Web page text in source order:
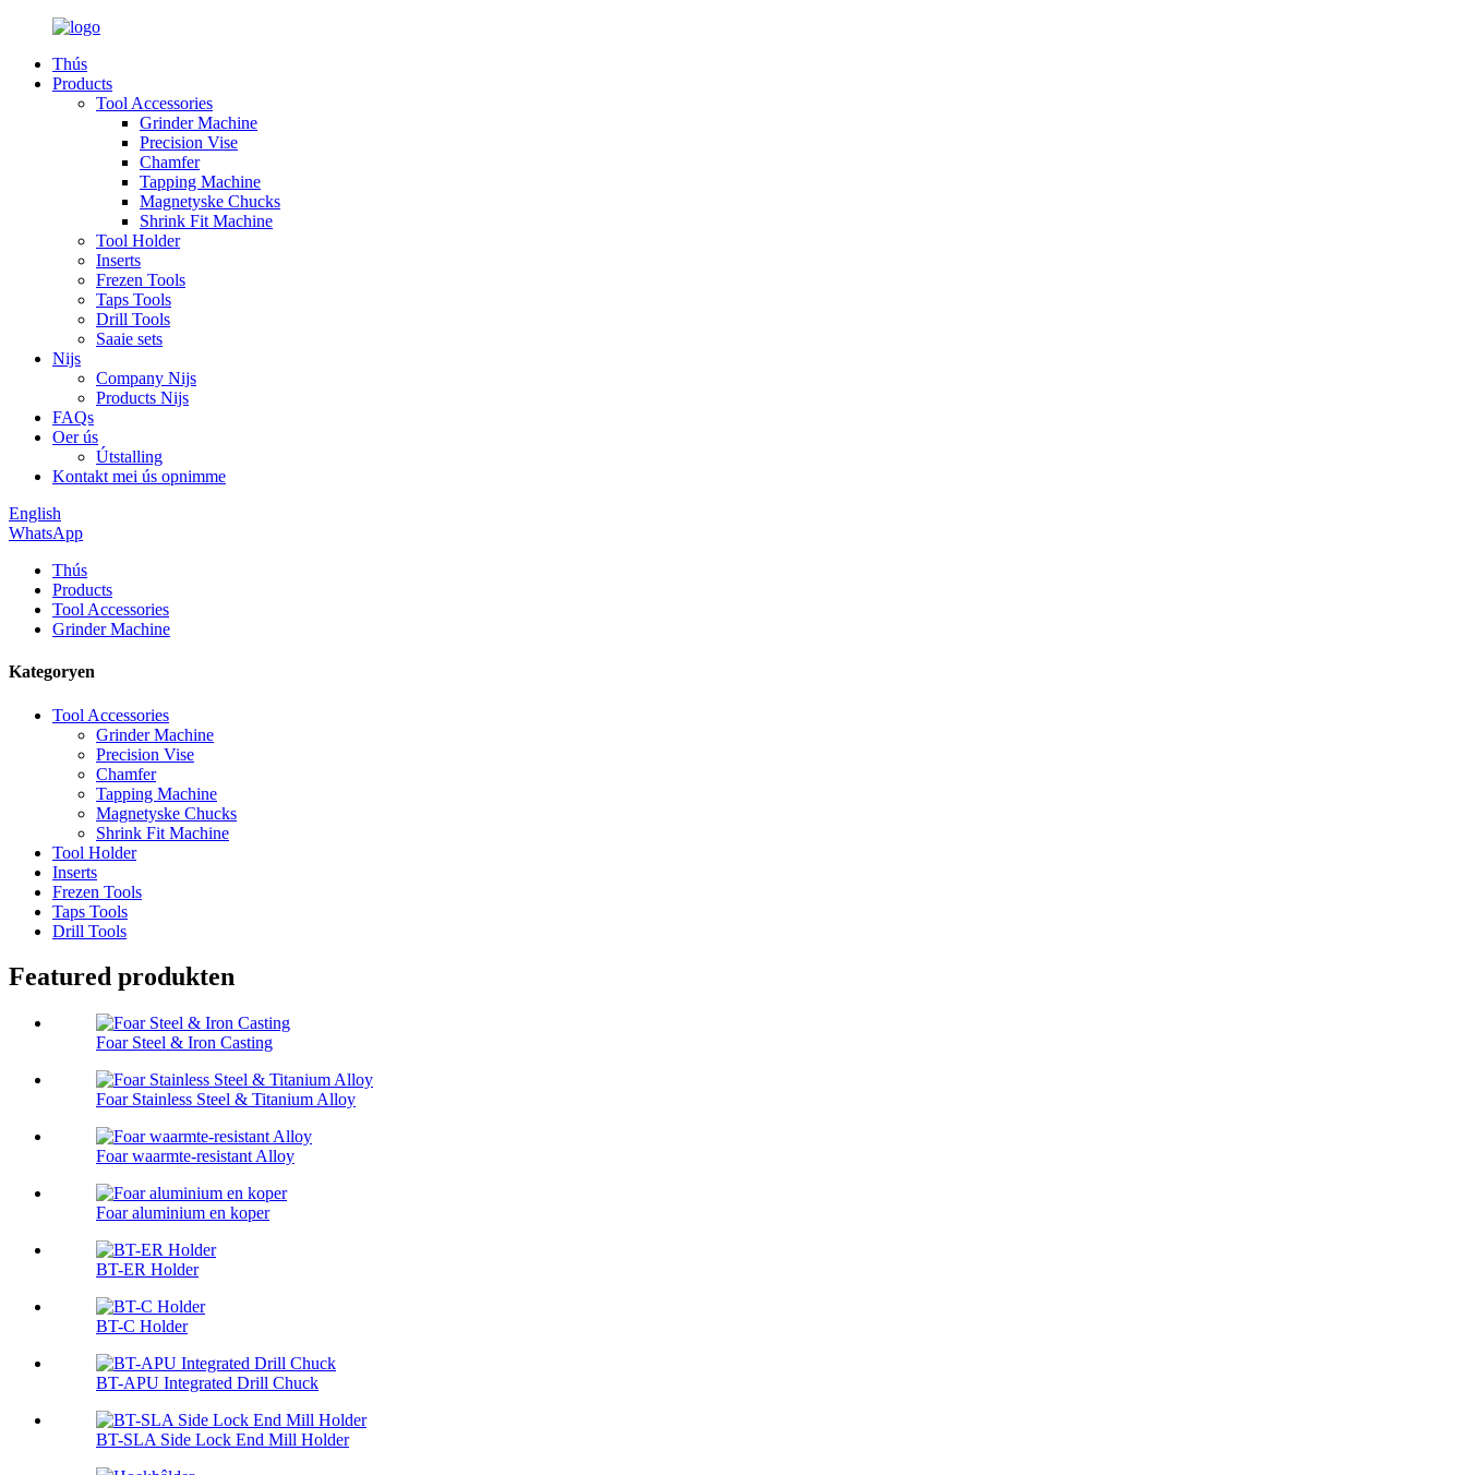
Thús
Products
Tool Accessories
Grinder Machine
Precision Vise
Chamfer
Tapping Machine
Magnetyske Chucks
Shrink Fit Machine
Tool Holder
Inserts
Frezen Tools
Taps Tools
Drill Tools
Saaie sets
Nijs
Company Nijs
Products Nijs
FAQs
Oer ús
Útstalling
Kontakt mei ús opnimme
English
WhatsApp
Thús
Products
Tool Accessories
Grinder Machine
Kategoryen
Tool Accessories
Grinder Machine
Precision Vise
Chamfer
Tapping Machine
Magnetyske Chucks
Shrink Fit Machine
Tool Holder
Inserts
Frezen Tools
Taps Tools
Drill Tools
Featured produkten
Foar Steel & Iron Casting
Foar Stainless Steel & Titanium Alloy
Foar waarmte-resistant Alloy
Foar aluminium en koper
BT-ER Holder
BT-C Holder
BT-APU Integrated Drill Chuck
BT-SLA Side Lock End Mill Holder